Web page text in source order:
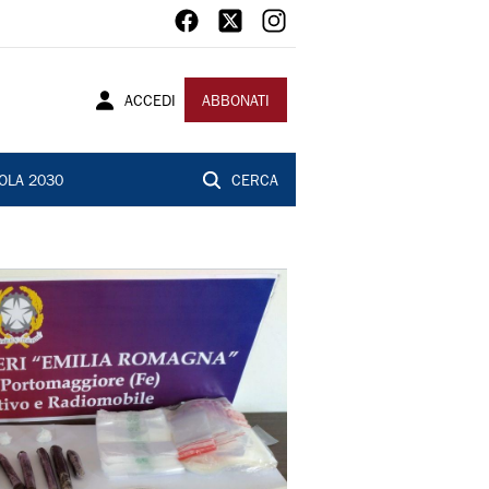
ACCEDI ABBONATI
2030 CERCA